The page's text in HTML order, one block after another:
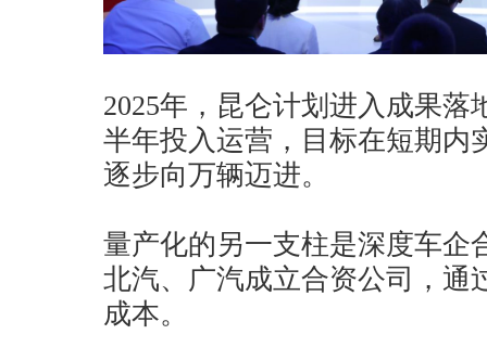
2025年，昆仑计划进入成果落
半年投入运营，目标在短期内
逐步向万辆迈进。
量产化的另一支柱是深度车企
北汽、广汽成立合资公司，通
成本。